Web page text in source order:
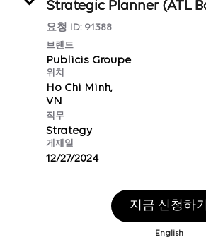
Strategic Planner (ATL
요청 ID: 91388
브랜드
Publicis Groupe
위치
Ho Chi Minh,
직무
Strategy
게재일
12/27/2024
지금 신청하기
English